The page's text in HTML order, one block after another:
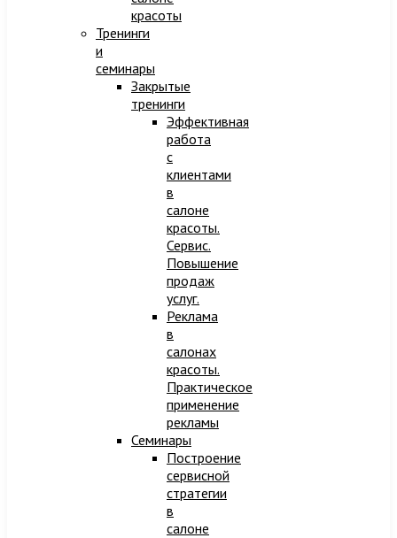
красоты
Тренинги
и
семинары
Закрытые
тренинги
Эффективная
работа
с
клиентами
в
салоне
красоты.
Сервис.
Повышение
продаж
услуг.
Реклама
в
салонах
красоты.
Практическое
применение
рекламы
Семинары
Построение
сервисной
стратегии
в
салоне